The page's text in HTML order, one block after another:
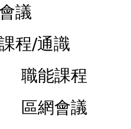
議
程/通識
職能課程
區網會議